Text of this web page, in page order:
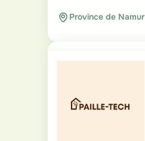
Province de Namur